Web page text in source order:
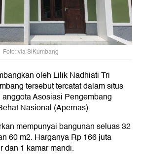
Foto: via SiKumbang
oleh Lilik Nadhiati Tri
tersebut tercatat dalam situs
Asosiasi Pengembang
Nasional (Apernas).
mempunyai bangunan seluas 32
60 m2. Harganya Rp 166 juta
dan 1 kamar mandi.